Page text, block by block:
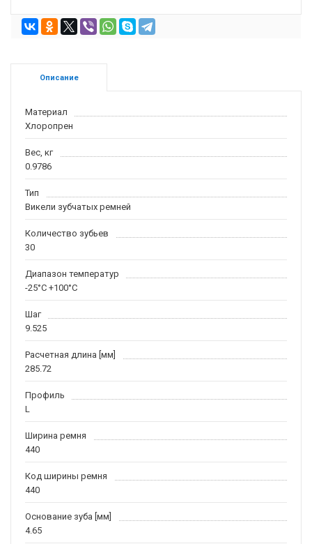
Описание
Материал
Хлоропрен
Вес, кг
0.9786
Тип
Викели зубчатых ремней
Количество зубьев
30
Диапазон температур
-25°C +100°C
Шаг
9.525
Расчетная длина [мм]
285.72
Профиль
L
Ширина ремня
440
Код ширины ремня
440
Основание зуба [мм]
4.65